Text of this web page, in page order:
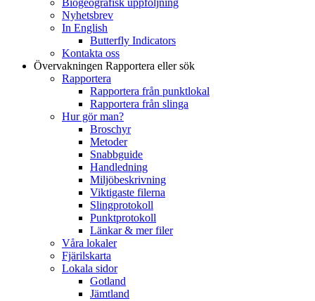
Nyhetsbrev
In English
Butterfly Indicators
Kontakta oss
Övervakningen Rapportera eller sök
Rapportera
Rapportera från punktlokal
Rapportera från slinga
Hur gör man?
Broschyr
Metoder
Snabbguide
Handledning
Miljöbeskrivning
Viktigaste filerna
Slingprotokoll
Punktprotokoll
Länkar & mer filer
Våra lokaler
Fjärilskarta
Lokala sidor
Gotland
Jämtland